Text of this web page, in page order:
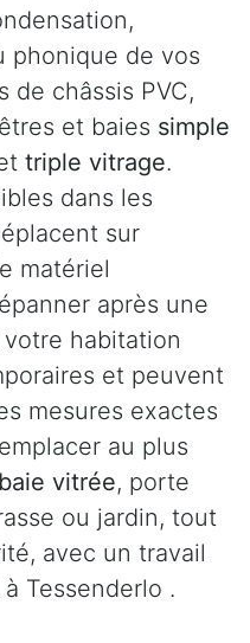
phonique de vos
de châssis PVC,
et baies simple
triple vitrage.
dans les
sur
matériel
après une
habitation
et peuvent
mesures exactes
au plus
baie vitrée, porte
ou jardin, tout
avec un travail
Tessenderlo .